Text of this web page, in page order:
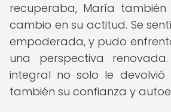
recuperaba, María también
cambio en su actitud. Se
empoderada, y pudo
una perspectiva
integral no solo le devolvió
también su confianza y